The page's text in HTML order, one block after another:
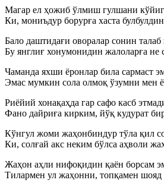
Магар ел ҳожиб ўлмиш гулшани
Ки, мониъдур борурға хаста
Бало даштидағи оворалар сонин талаб
Бу янглиғ хонумонидин жалоларға не
Чаманда яхши ёронлар била сармаст
Эмас мумкин сола олмоқ ўзумни мен
Риёйий хонақаҳда гар сафо касб
Фано дайриға кирким, йўқ кудурат
Кўнгул жоми жаҳонбиндур тўла қил
Ки, солғай акс неким бўлса аҳволи
Жаҳон аҳли нифоқидин қаён борсам
Тилармен ул жаҳонни, топқамен шояд